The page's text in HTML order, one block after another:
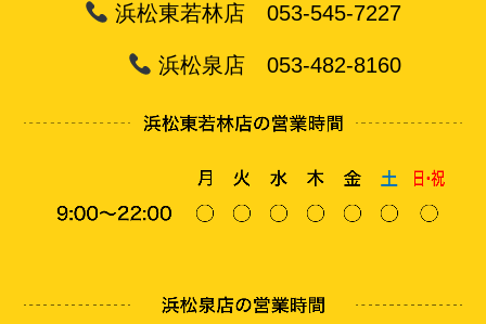
浜松東若林店 053-545-7227
浜松泉店 053-482-8160